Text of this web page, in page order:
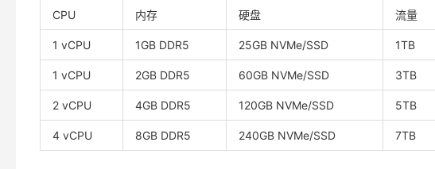
CPU 内存 硬盘 流量
1 vCPU 1GB DDR5 25GB NVMe/SSD 1TB
1 vCPU 2GB DDR5 60GB NVMe/SSD 3TB
2 vCPU 4GB DDR5 120GB NVMe/SSD 5TB
4 vCPU 8GB DDR5 240GB NVMe/SSD 7TB